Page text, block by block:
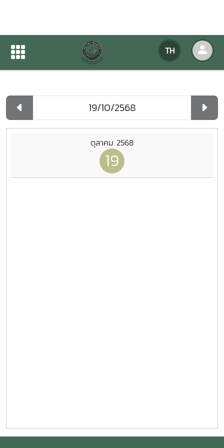
TH
ปฏิทินกิจกรรมของหน่วยงาน
ปฏิทินกิจกรรมของหน่วยงาน
ตุลาคม 2568
19